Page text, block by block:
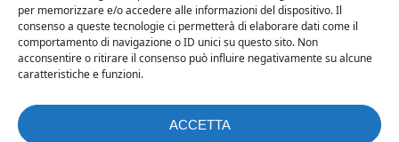
per memorizzare e/o accedere alle informazioni del dispositivo. Il
consenso a queste tecnologie ci permetterà di elaborare dati come il
comportamento di navigazione o ID unici su questo sito. Non
acconsentire o ritirare il consenso può influire negativamente su alcune
caratteristiche e funzioni.
ACCETTA